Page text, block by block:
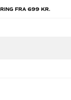
FRA 699 KR.